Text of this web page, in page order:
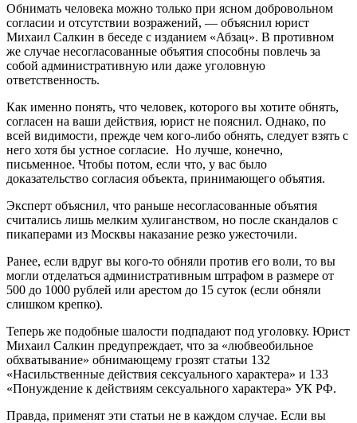
Обнимать человека можно только при ясном добровольном
согласии и отсутствии возражений, — объяснил юрист
Михаил Салкин в беседе с изданием «Абзац». В противном
же случае несогласованные объятия способны повлечь за
собой административную или даже уголовную
ответственность.
Как именно понять, что человек, которого вы хотите обнять,
согласен на ваши действия, юрист не пояснил. Однако, по
всей видимости, прежде чем кого-либо обнять, следует взять с
него хотя бы устное согласие. Но лучше, конечно,
письменное. Чтобы потом, если что, у вас было
доказательство согласия объекта, принимающего объятия.
Эксперт объяснил, что раньше несогласованные объятия
считались лишь мелким хулиганством, но после скандалов с
пикаперами из Москвы наказание резко ужесточили.
Ранее, если вдруг вы кого-то обняли против его воли, то вы
могли отделаться административным штрафом в размере от
500 до 1000 рублей или арестом до 15 суток (если обняли
слишком крепко).
Теперь же подобные шалости подпадают под уголовку. Юрист
Михаил Салкин предупреждает, что за «любвеобильное
обхватывание» обнимающему грозят статьи 132
«Насильственные действия сексуального характера» и 133
«Понуждение к действиям сексуального характера» УК РФ.
Правда, применят эти статьи не в каждом случае. Если вы